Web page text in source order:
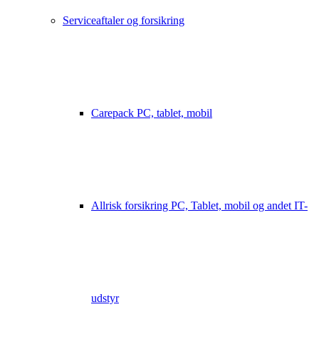
Serviceaftaler og forsikring
Carepack PC, tablet, mobil
Allrisk forsikring PC, Tablet, mobil og andet IT-
udstyr